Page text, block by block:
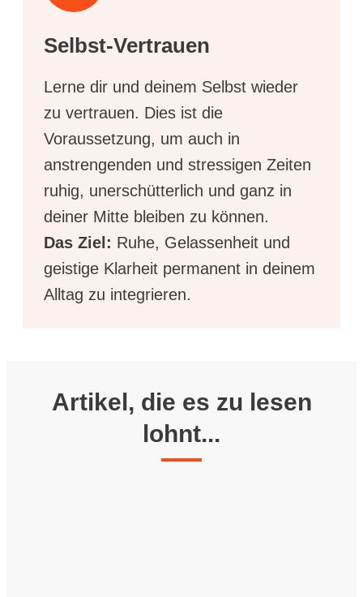
Selbst-Vertrauen
Lerne dir und deinem Selbst wieder
zu vertrauen. Dies ist die
Voraussetzung, um auch in
anstrengenden und stressigen Zeiten
ruhig, unerschütterlich und ganz in
deiner Mitte bleiben zu können.
Das Ziel: Ruhe, Gelassenheit und
geistige Klarheit permanent in deinem
Alltag zu integrieren.
Artikel, die es zu lesen
lohnt...